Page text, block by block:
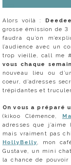
Alors voilà :
grosse émission de
faudra qu’on
l’audience avec un
trop vieille, call me
vous chaque
nouveau lieu ou
coeur, d’adresses
trépidantes et
On vous a préparé
(kikoo Clémence,
adresses que j’aime
mais vraiment pas
HollyBelly, mon
Gustave, un mini
la chance de pouvoir